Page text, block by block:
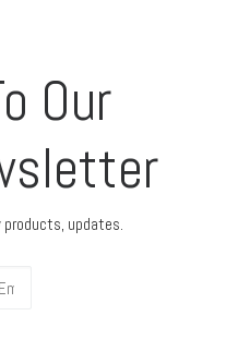
Our
updates.